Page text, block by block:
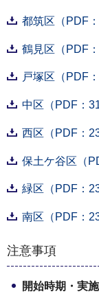
都筑区（PDF：
鶴見区（PDF：
戸塚区（PDF
中区（PDF：
西区（PDF：
保土ケ谷区（
緑区（PDF：
南区（PDF：
注意事項
開始時期・実